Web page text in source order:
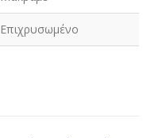
Επιχρυσωμένο